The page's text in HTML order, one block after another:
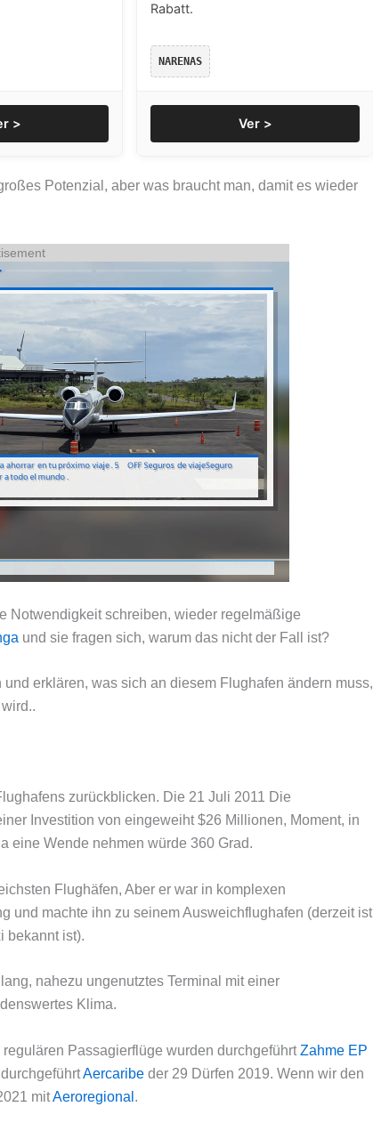
>
Rabatt.
NARENAS
Ver >
Potenzial, aber was braucht man, damit es wieder
Notwendigkeit schreiben, wieder regelmäßige
und sie fragen sich, warum das nicht der Fall ist?
erklären, was sich an diesem Flughafen ändern muss,
zurückblicken. Die 21 Juli 2011 Die
Investition von eingeweiht $26 Millionen, Moment, in
eine Wende nehmen würde 360 Grad.
Flughäfen, Aber er war in komplexen
und machte ihn zu seinem Ausweichflughafen (derzeit ist
bekannt ist).
nahezu ungenutztes Terminal mit einer
Klima.
Passagierflüge wurden durchgeführtZahme EP
Aercaribe der 29 Dürfen 2019. Wenn wir den
mitAeroregional .